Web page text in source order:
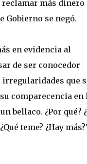
más dinero
Gobierno se negó.
en evidencia al
de ser conocedor
irregularidades que
comparecencia en
bellaco. ¿Por qué?
teme? ¿Hay